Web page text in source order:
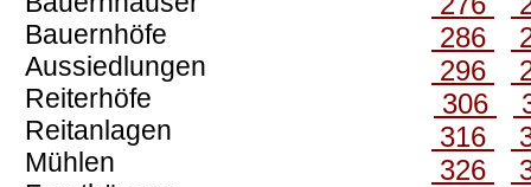
Bauernhöfe
Aussiedlungen
Reiterhöfe
Reitanlagen
Mühlen
286
296
306
316
326